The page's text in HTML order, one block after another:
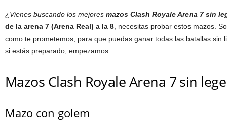
¿Vienes buscando los mejores mazos Clash Royale Arena 7 sin
de la arena 7 (Arena Real) a la 8, necesitas probar estos mazos.
como te prometemos, para que puedas ganar todas las batallas sin
si estás preparado, empezamos:
Mazos Clash Royale Arena 7 sin
Mazo con golem